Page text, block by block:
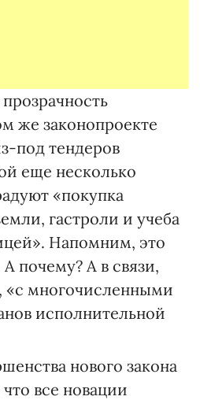
же законопроекте
под тендеров
еще несколько
«покупка
гастроли и учеба
Напомним, это
А почему? А в связи,
многочисленными
исполнительной
нового закона
все новации